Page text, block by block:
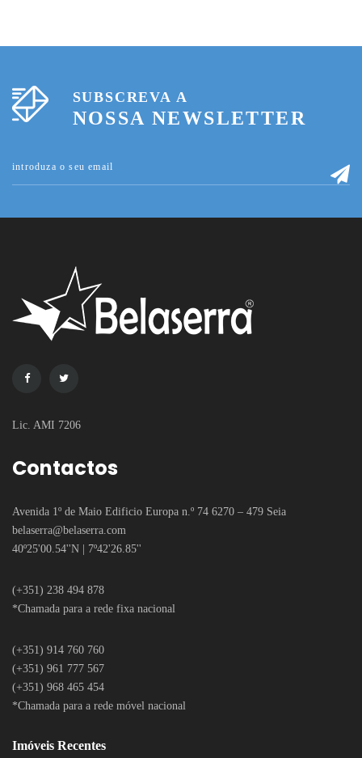
SUBSCREVA A
NOSSA NEWSLETTER
Lic. AMI 7206
Contactos
Avenida 1º de Maio Edificio Europa n.º 74 6270 – 479 Seia
belaserra@belaserra.com
40º25'00.54''N | 7º42'26.85''
(+351) 238 494 878
*Chamada para a rede fixa nacional
(+351) 914 760 760
(+351) 961 777 567
(+351) 968 465 454
*Chamada para a rede móvel nacional
Imóveis Recentes